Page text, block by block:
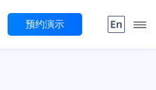
预约演示